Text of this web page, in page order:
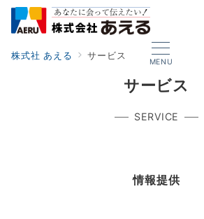
MENU
株式社 あえる サービス
サービス
SERVICE
情報提供